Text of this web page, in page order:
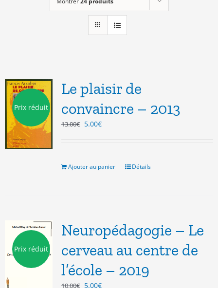
Prix réduit
Le plaisir de
convaincre – 2013
13.00€ Le
13.00€.
5.00€Le
5.00€.
Ajouter au panier Détails
Prix réduit
Neuropédagogie – Le
cerveau au centre de
l’école – 2019
10.00€ Le
5.00€Le